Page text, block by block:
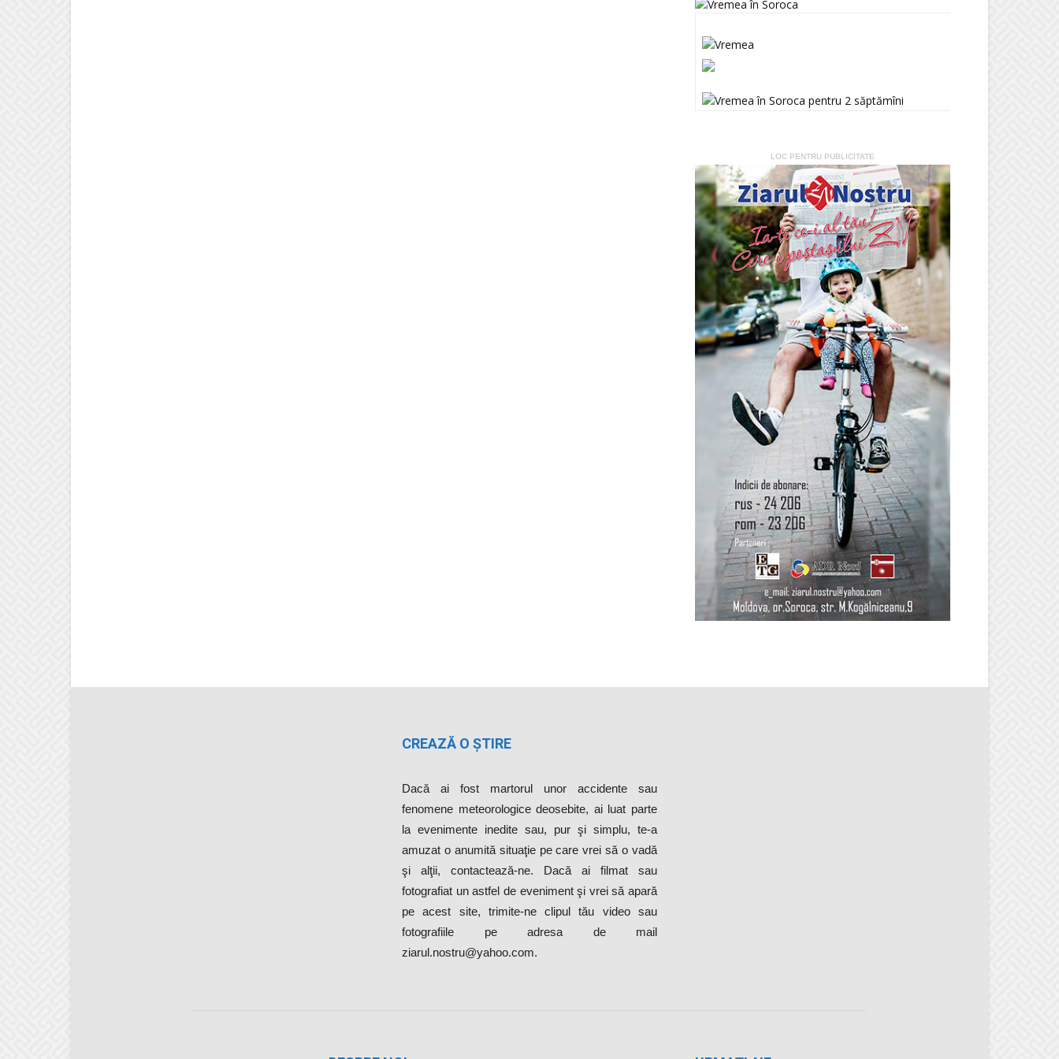
LOC PENTRU PUBLICITATE
CREAZĂ O ȘTIRE
Dacă ai fost martorul unor accidente sau
fenomene meteorologice deosebite, ai luat parte
la evenimente inedite sau, pur şi simplu, te-a
amuzat o anumită situaţie pe care vrei să o vadă
şi alţii, contactează-ne. Dacă ai filmat sau
fotografiat un astfel de eveniment şi vrei să apară
pe acest site, trimite-ne clipul tău video sau
fotografiile pe adresa de mail
ziarul.nostru@yahoo.com.